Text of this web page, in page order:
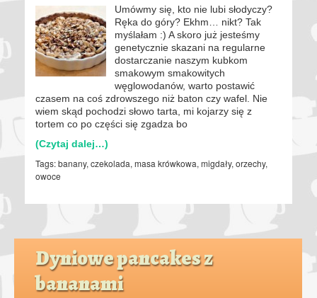
Umówmy się, kto nie lubi słodyczy?
Ręka do góry? Ekhm… nikt? Tak
myślałam :) A skoro już jesteśmy
genetycznie skazani na regularne
dostarczanie naszym kubkom
smakowym smakowitych
węglowodanów, warto postawić
czasem na coś zdrowszego niż baton czy wafel. Nie
wiem skąd pochodzi słowo tarta, mi kojarzy się z
tortem co po części się zgadza bo
(Czytaj dalej…)
Tags:banany, czekolada, masa krówkowa, migdały, orzechy,
owoce
Dyniowe pancakes z
bananami